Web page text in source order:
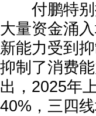
付鹏特别
大量资金涌
新能力受到
抑制了消费
出，2025年
40%，三四